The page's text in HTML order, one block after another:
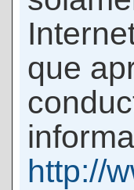
que
http://